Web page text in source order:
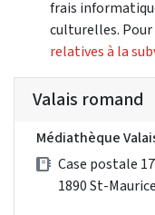
frais
culturelles. Pour
relatives à la
Valais romand
Médiathèque
Case postale 17
1890 St-Maurice